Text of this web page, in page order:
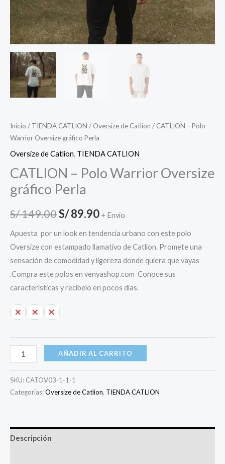
Inicio / TIENDA CATLION / Oversize de Catlion / CATLION – Polo
Warrior Oversize gráfico Perla
Oversize de Catlion, TIENDA CATLION
CATLION – Polo Warrior Oversize
gráfico Perla
S/149.00S/89.90 + Envio
Apuesta por un look en tendencia urbano con este polo
Oversize con estampado llamativo de Catlion. Promete una
sensación de comodidad y ligereza donde quiera que vayas
.Compra este polos en venyashop.com Conoce sus
características y recíbelo en pocos días.
S M L
AÑADIR AL CARRITO
SKU: CATOV03-1-1-1
Categorías:Oversize de Catlion, TIENDA CATLION
Descripción